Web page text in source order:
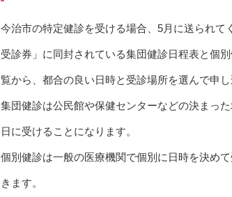
今治市の特定健診を受ける場合、5月に送られて
受診券」に同封されている集団健診日程表と個
覧から、都合の良い日時と受診場所を選んで申し
集団健診は公民館や保健センターなどの決まっ
日に受けることになります。
個別健診は一般の医療機関で個別に日時を決め
きます。